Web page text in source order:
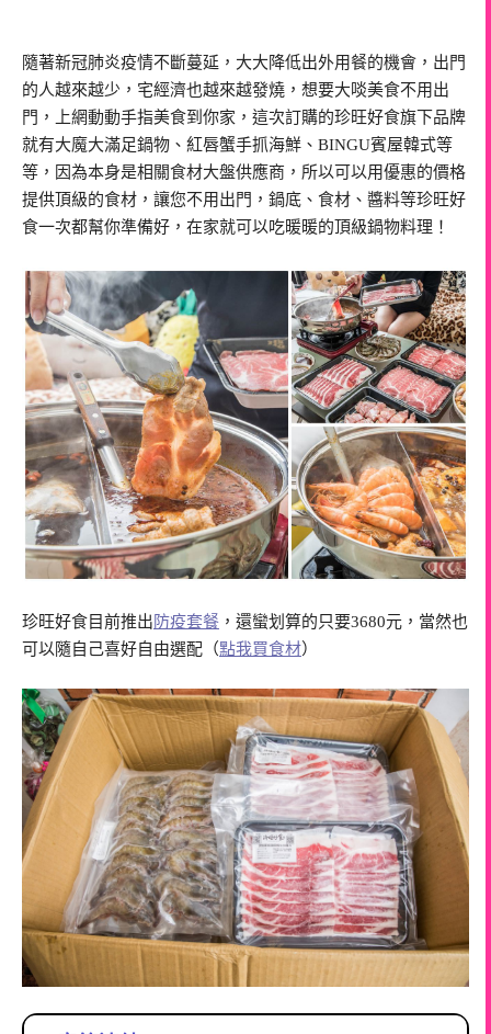
隨著新冠肺炎疫情不斷蔓延，大大降低出外用餐的機會，出門
的人越來越少，宅經濟也越來越發燒，想要大啖美食不用出
門，上網動動手指美食到你家，這次訂購的珍旺好食旗下品牌
就有大魔大滿足鍋物、紅唇蟹手抓海鮮、BINGU賓屋韓式等
等，因為本身是相關食材大盤供應商，所以可以用優惠的價格
提供頂級的食材，讓您不用出門，鍋底、食材、醬料等珍旺好
食一次都幫你準備好，在家就可以吃暖暖的頂級鍋物料理！
珍旺好食目前推出 防疫套餐 ，還蠻划算的只要3680元，當然也
可以隨自己喜好自由選配（點我買食材）